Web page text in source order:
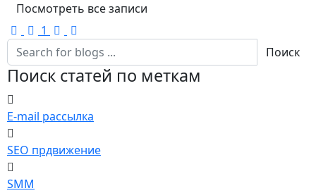
Посмотреть все записи
First Page
Previous Page
1 Next Page
Поиск
Поиск статей по меткам
E-mail рассылка
SEO прдвижение
SMM